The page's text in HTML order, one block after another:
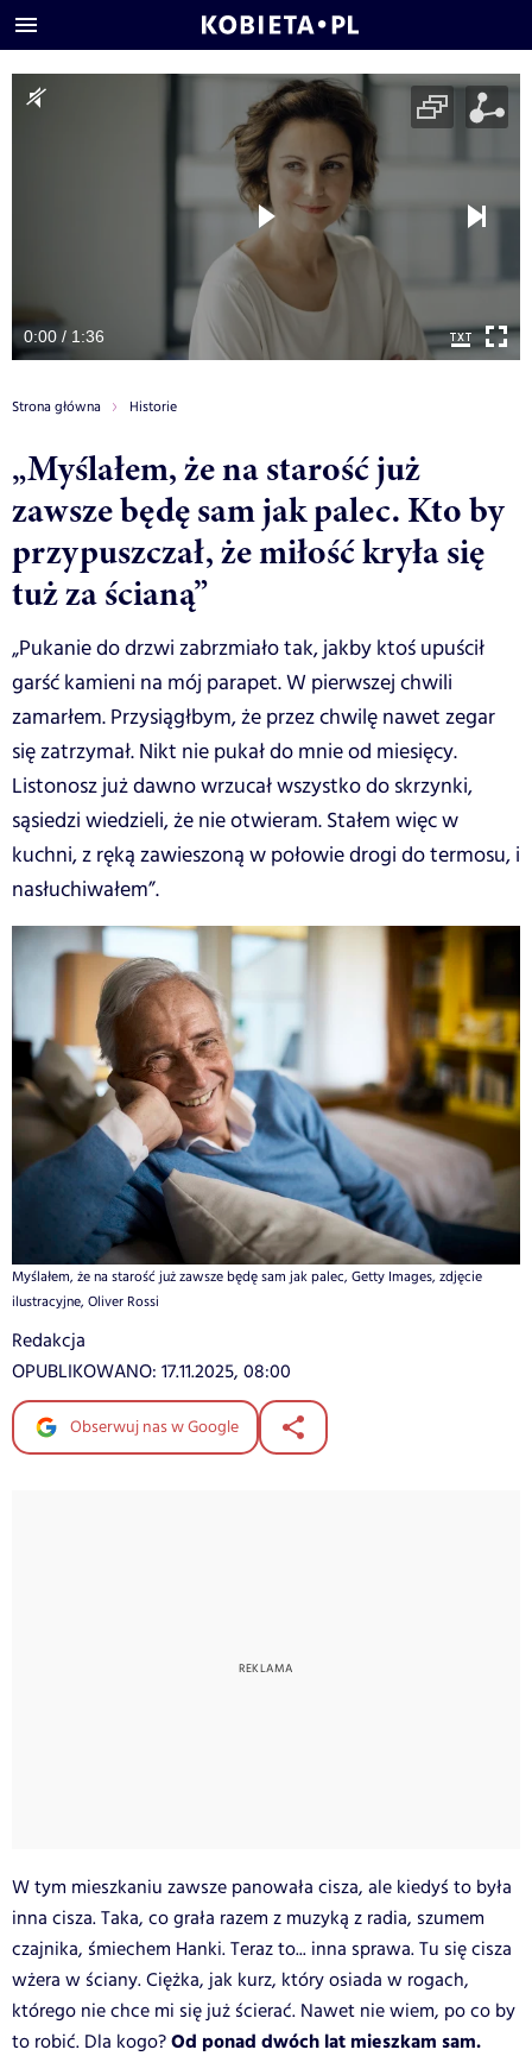
0:00 / 1:36
Strona główna Historie
„Myślałem, że na starość już
zawsze będę sam jak palec. Kto by
przypuszczał, że miłość kryła się
tuż za ścianą”
„Pukanie do drzwi zabrzmiało tak, jakby ktoś upuścił
garść kamieni na mój parapet. W pierwszej chwili
zamarłem. Przysiągłbym, że przez chwilę nawet zegar
się zatrzymał. Nikt nie pukał do mnie od miesięcy.
Listonosz już dawno wrzucał wszystko do skrzynki,
sąsiedzi wiedzieli, że nie otwieram. Stałem więc w
kuchni, z ręką zawieszoną w połowie drogi do termosu, i
nasłuchiwałem”.
Myślałem, że na starość już zawsze będę sam jak palec, Getty Images, zdjęcie
ilustracyjne, Oliver Rossi
Redakcja
OPUBLIKOWANO: 17.11.2025, 08:00
Obserwuj nas w Google
W tym mieszkaniu zawsze panowała cisza, ale kiedyś to była
inna cisza. Taka, co grała razem z muzyką z radia, szumem
czajnika, śmiechem Hanki. Teraz to... inna sprawa. Tu się cisza
wżera w ściany. Ciężka, jak kurz, który osiada w rogach,
którego nie chce mi się już ścierać. Nawet nie wiem, po co by
to robić. Dla kogo?Od ponad dwóch lat mieszkam sam.